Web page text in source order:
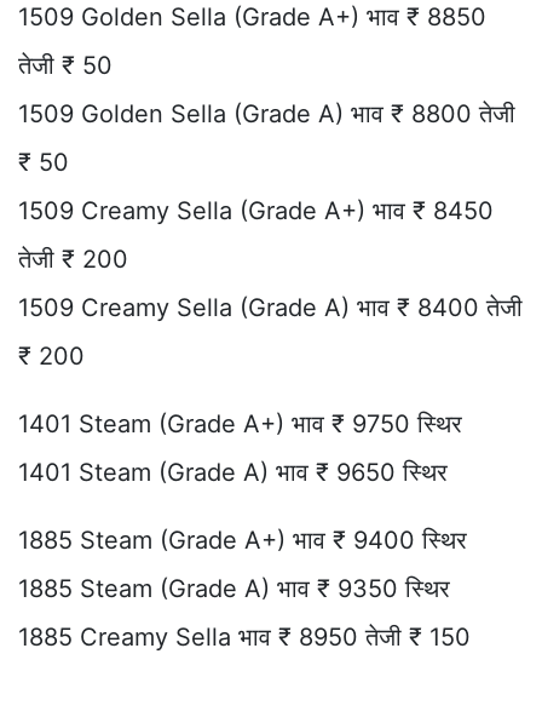
1509 Golden Sella (Grade A+) भाव ₹ 8850
तेजी ₹ 50
1509 Golden Sella (Grade A) भाव ₹ 8800 तेजी
₹ 50
1509 Creamy Sella (Grade A+) भाव ₹ 8450
तेजी ₹ 200
1509 Creamy Sella (Grade A) भाव ₹ 8400 तेजी
₹ 200
1401 Steam (Grade A+) भाव ₹ 9750 स्थिर
1401 Steam (Grade A) भाव ₹ 9650 स्थिर
1885 Steam (Grade A+) भाव ₹ 9400 स्थिर
1885 Steam (Grade A) भाव ₹ 9350 स्थिर
1885 Creamy Sella भाव ₹ 8950 तेजी ₹ 150